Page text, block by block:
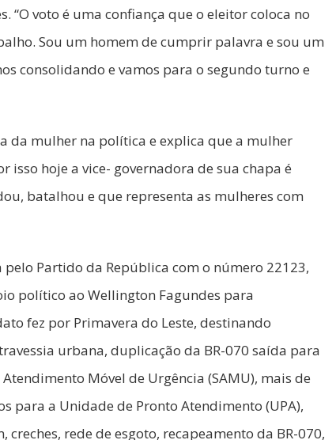
voto é uma confiança que o eleitor coloca no
Sou um homem de cumprir palavra e sou um
consolidando e vamos para o segundo turno e
da mulher na política e explica que a mulher
isso hoje a vice- governadora de sua chapa é
batalhou e que representa as mulheres com
Partido da República com o número 22123,
político ao Wellington Fagundes para
fez por Primavera do Leste, destinando
urbana, duplicação da BR-070 saída para
Móvel de Urgência (SAMU), mais de
para a Unidade de Pronto Atendimento (UPA),
rede de esgoto, recapeamento da BR-070,